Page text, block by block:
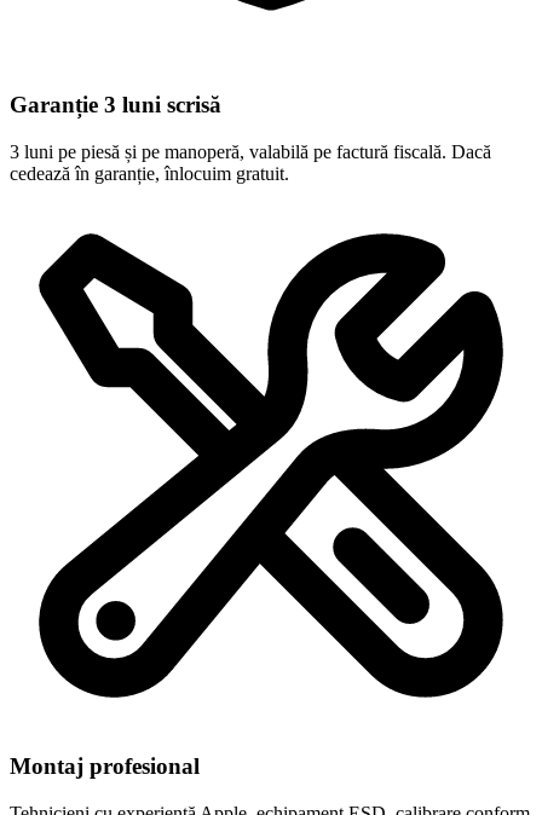
Garanție 3 luni scrisă
3 luni pe piesă și pe manoperă, valabilă pe factură fiscală. Dacă
cedează în garanție, înlocuim gratuit.
Montaj profesional